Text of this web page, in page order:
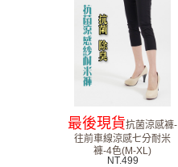
最後現貨抗菌涼感褲-
往前車線涼感七分耐米
褲-4色(M-XL)
NT.499